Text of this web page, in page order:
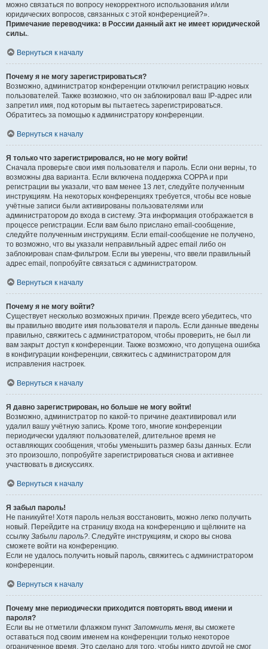
можно связаться по вопросу некорректного использования и/или
юридических вопросов, связанных с этой конференцией?».
Примечание переводчика: в России данный акт не имеет юридической
силы..
Вернуться к началу
Почему я не могу зарегистрироваться?
Возможно, администратор конференции отключил регистрацию новых
пользователей. Также возможно, что он заблокировал ваш IP-адрес или
запретил имя, под которым вы пытаетесь зарегистрироваться.
Обратитесь за помощью к администратору конференции.
Вернуться к началу
Я только что зарегистрировался, но не могу войти!
Сначала проверьте свои имя пользователя и пароль. Если они верны, то
возможны два варианта. Если включена поддержка COPPA и при
регистрации вы указали, что вам менее 13 лет, следуйте полученным
инструкциям. На некоторых конференциях требуется, чтобы все новые
учётные записи были активированы пользователями или
администратором до входа в систему. Эта информация отображается в
процессе регистрации. Если вам было прислано email-сообщение,
следуйте полученным инструкциям. Если email-сообщение не получено,
то возможно, что вы указали неправильный адрес email либо он
заблокирован спам-фильтром. Если вы уверены, что ввели правильный
адрес email, попробуйте связаться с администратором.
Вернуться к началу
Почему я не могу войти?
Существует несколько возможных причин. Прежде всего убедитесь, что
вы правильно вводите имя пользователя и пароль. Если данные введены
правильно, свяжитесь с администратором, чтобы проверить, не был ли
вам закрыт доступ к конференции. Также возможно, что допущена ошибка
в конфигурации конференции, свяжитесь с администратором для
исправления настроек.
Вернуться к началу
Я давно зарегистрирован, но больше не могу войти!
Возможно, администратор по какой-то причине деактивировал или
удалил вашу учётную запись. Кроме того, многие конференции
периодически удаляют пользователей, длительное время не
оставляющих сообщения, чтобы уменьшить размер базы данных. Если
это произошло, попробуйте зарегистрироваться снова и активнее
участвовать в дискуссиях.
Вернуться к началу
Я забыл пароль!
Не паникуйте! Хотя пароль нельзя восстановить, можно легко получить
новый. Перейдите на страницу входа на конференцию и щёлкните на
ссылку Забыли пароль?. Следуйте инструкциям, и скоро вы снова
сможете войти на конференцию.
Если не удалось получить новый пароль, свяжитесь с администратором
конференции.
Вернуться к началу
Почему мне периодически приходится повторять ввод имени и
пароля?
Если вы не отметили флажком пункт Запомнить меня, вы сможете
оставаться под своим именем на конференции только некоторое
ограниченное время. Это сделано для того, чтобы никто другой не смог